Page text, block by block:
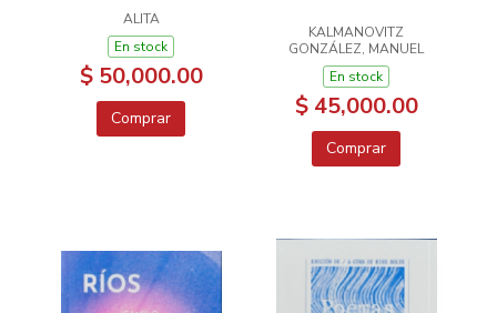
ALITA
En stock
$ 50,000.00
Comprar
KALMANOVITZ
GONZÁLEZ, MANUEL
En stock
$ 45,000.00
Comprar